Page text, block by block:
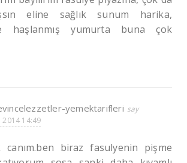
eline sağlık sunum harika,
haşlanmış yumurta buna çok
yemektarifleri
2014 14:49
canım.ben biraz fasulyenin pişme